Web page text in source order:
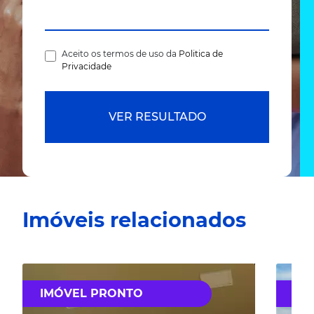
Aceito os termos de uso da Politica de
Privacidade
VER RESULTADO
Imóveis relacionados
IMÓVEL PRONTO